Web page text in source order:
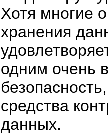
Хотя многие
хранения
одним очень
средства
данных.